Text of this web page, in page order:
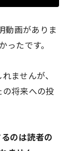
動画がありま
たです。
ませんが、
将来への投
のは読者の